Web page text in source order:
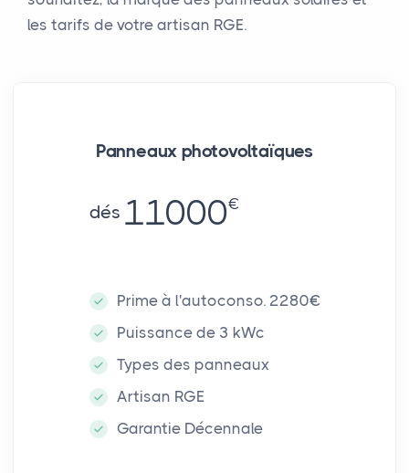
les tarifs de votre artisan RGE.
Panneaux photovoltaïques
dés 11000€
Prime à l'autoconso. 2280€
Puissance de 3 kWc
Types des panneaux
Artisan RGE
Garantie Décennale